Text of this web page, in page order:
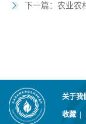
下一篇：农业农
关于我
收藏 |